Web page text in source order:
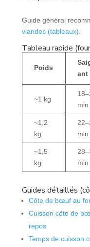
Guide général
viandes (tableaux)
Tableau rapide
Poids
ant
~1 kg
min
~1,2
kg
min
~1,5
kg
min
Guides détaillés
Côte de bœuf au
Cuisson côte de
repos
Temps de cuisson